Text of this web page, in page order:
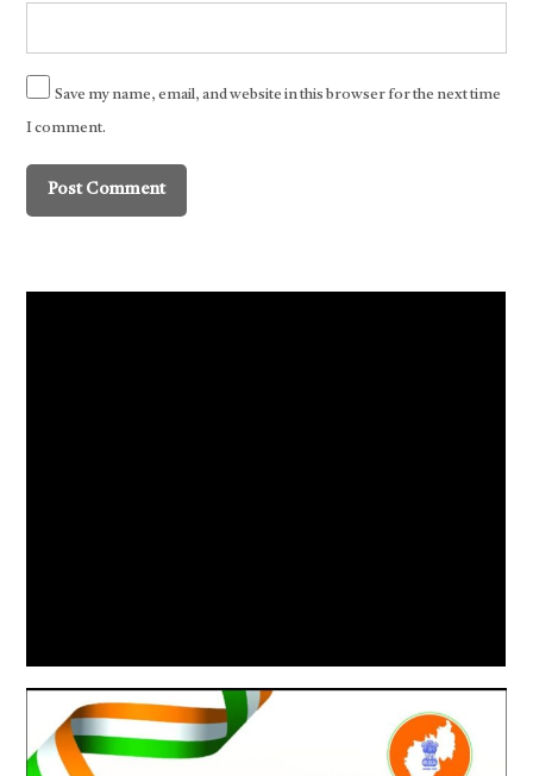
Save my name, email, and website in this browser for the next time
I comment.